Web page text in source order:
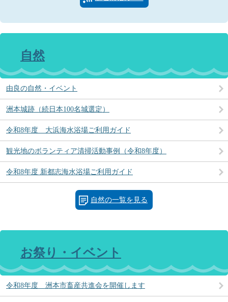
自然
由良の自然・イベント
洲本城跡（続日本100名城選定）
令和8年度 大浜海水浴場ご利用ガイド
観光地のボランティア清掃活動事例（令和8年度）
令和8年度 新都志海水浴場ご利用ガイド
自然の一覧を見る
お祭り・イベント
令和8年度 洲本市畜産共進会を開催します